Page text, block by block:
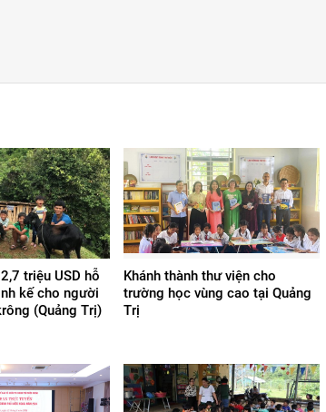
triệu USD hỗ
kế cho người
(Quảng Trị)
Khánh thành thư viện cho
trường học vùng cao tại Quảng
Trị